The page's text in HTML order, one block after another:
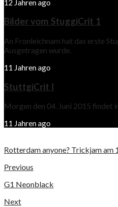
12 Jahren ago
Bilder vom StuggiCrit 1
An Fronleichnam hat das erste
Ausgetragen wurde.
11 Jahren ago
StuttgiCrit I
Morgen den 04. Juni 2015 findet
11 Jahren ago
Rotterdam anyone? Trickjam am
Previous
G1 Neonblack
Next